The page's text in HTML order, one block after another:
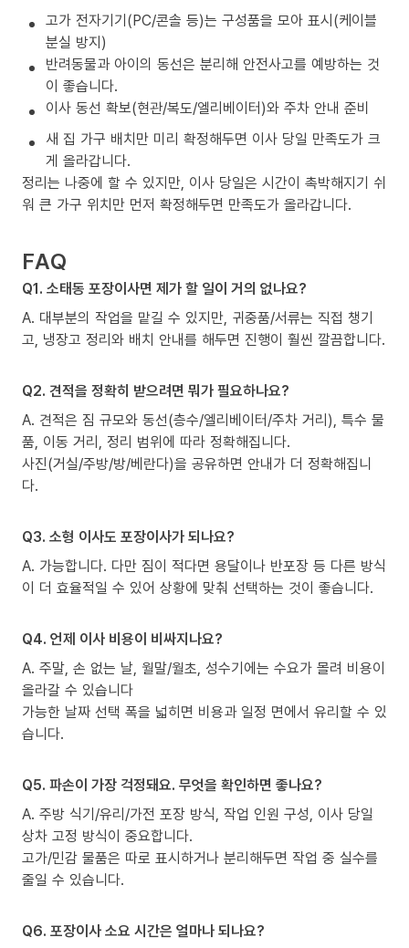
고가 전자기기(PC/콘솔 등)는 구성품을 모아 표시(케이블
분실 방지)
반려동물과 아이의 동선은 분리해 안전사고를 예방하는 것
이 좋습니다.
이사 동선 확보(현관/복도/엘리베이터)와 주차 안내 준비
새 집 가구 배치만 미리 확정해두면 이사 당일 만족도가 크
게 올라갑니다.
정리는 나중에 할 수 있지만, 이사 당일은 시간이 촉박해지기 쉬
워 큰 가구 위치만 먼저 확정해두면 만족도가 올라갑니다.
FAQ
Q1. 소태동 포장이사면 제가 할 일이 거의 없나요?
A. 대부분의 작업을 맡길 수 있지만, 귀중품/서류는 직접 챙기
고, 냉장고 정리와 배치 안내를 해두면 진행이 훨씬 깔끔합니다.
Q2. 견적을 정확히 받으려면 뭐가 필요하나요?
A. 견적은 짐 규모와 동선(층수/엘리베이터/주차 거리), 특수 물
품, 이동 거리, 정리 범위에 따라 정확해집니다.
사진(거실/주방/방/베란다)을 공유하면 안내가 더 정확해집니
다.
Q3. 소형 이사도 포장이사가 되나요?
A. 가능합니다. 다만 짐이 적다면 용달이나 반포장 등 다른 방식
이 더 효율적일 수 있어 상황에 맞춰 선택하는 것이 좋습니다.
Q4. 언제 이사 비용이 비싸지나요?
A. 주말, 손 없는 날, 월말/월초, 성수기에는 수요가 몰려 비용이
올라갈 수 있습니다
가능한 날짜 선택 폭을 넓히면 비용과 일정 면에서 유리할 수 있
습니다.
Q5. 파손이 가장 걱정돼요. 무엇을 확인하면 좋나요?
A. 주방 식기/유리/가전 포장 방식, 작업 인원 구성, 이사 당일
상차 고정 방식이 중요합니다.
고가/민감 물품은 따로 표시하거나 분리해두면 작업 중 실수를
줄일 수 있습니다.
Q6. 포장이사 소요 시간은 얼마나 되나요?